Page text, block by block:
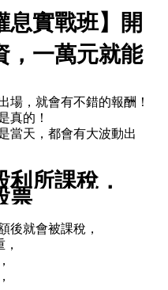
息實戰班】開
，一萬元就能
場，就會有不錯的報酬！
真的！
當天，都會有大波動出
所課稅，
票
後就會被課稅，